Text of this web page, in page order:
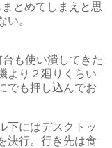
とめてしまえと思
い。
も使い潰してきた
より２廻りくらい
でも押し込んでお
下にはデスクトッ
決行。行き先は食